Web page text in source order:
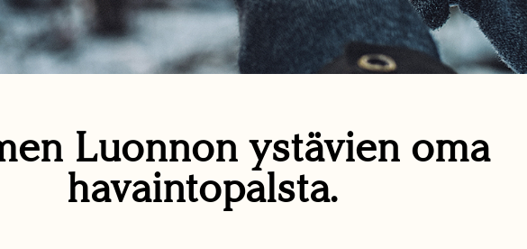
Luonnon ystävien oma
havaintopalsta.